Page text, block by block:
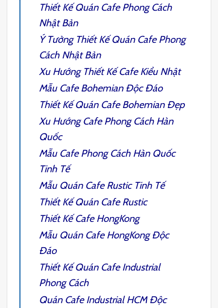
Thiết Kế Quán Cafe Phong Cách
Nhật Bản
Ý Tưởng Thiết KếQuán Cafe Phong
Cách Nhật Bản
Xu Hướng Thiết KếCafe Kiểu Nhật
Mẫu Cafe BohemianĐộc Đáo
Thiết Kế Quán Cafe BohemianĐẹp
Xu Hướng Cafe Phong Cách Hàn
Quốc
Mẫu Cafe Phong Cách Hàn Quốc
Tinh Tế
Mẫu Quán Cafe RusticTinh Tế
Thiết Kế Quán Cafe Rustic
Thiết Kế Cafe HongKong
Mẫu Quán Cafe HongKongĐộc
Đáo
Thiết Kế Quán Cafe Industrial
Phong Cách
Quán Cafe Industrial HCMĐộc